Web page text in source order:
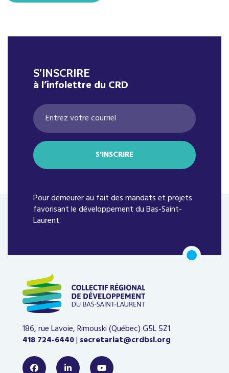
S’INSCRIRE
à l’infolettre du CRD
Pour demeurer au fait des mandats et projets
favorisant le développement du Bas-Saint-
Laurent.
186, rue Lavoie, Rimouski (Québec)G5L 5Z1
418 724-6440| secretariat@crdbsl.org